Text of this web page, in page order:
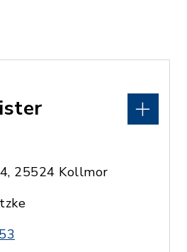
25524 Kollmor